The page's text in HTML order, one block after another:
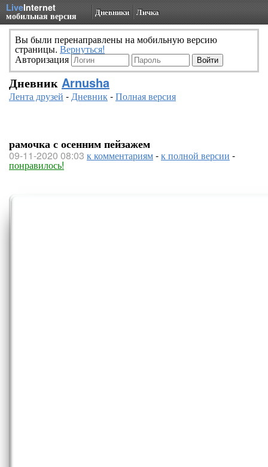
LiveInternet
мобильная версия Дневники Личка
Вы были перенаправлены на мобильную версию
страницы. Вернуться!
Авторизация
Дневник Arnusha
Лента друзей -Дневник-Полная версия
рамочка с осенним пейзажем
09-11-2020 08:03 к комментариям-к полной версии -
понравилось!